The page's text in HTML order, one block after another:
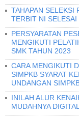
TAHAPAN SELEKSI
TERBIT NI
PERSYARATAN
MENGIKUTI
SMK TAHUN 2023
CARA MENGIKUTI
SIMPKB SYARAT
UNDANGAN
INILAH ALUR
MUDAHNYA